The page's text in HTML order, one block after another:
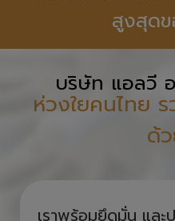
สูงสุด
บริษัท แอลวี
ห่วงใยคนไทย
ด้
เราพร้อมยึดมั่น แล